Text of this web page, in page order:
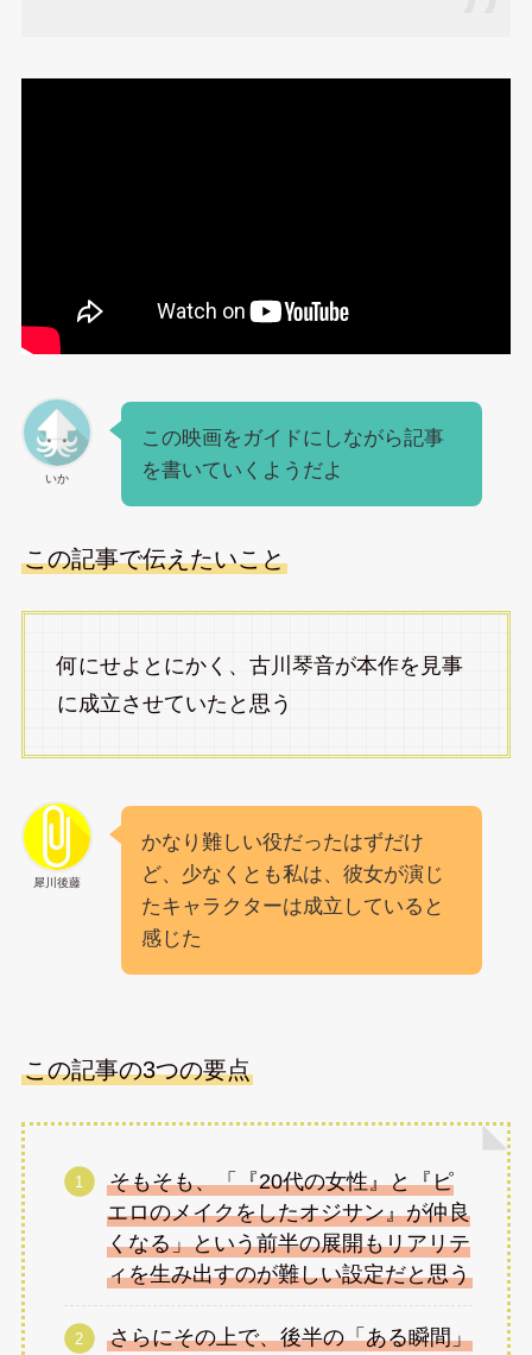
いか
この映画をガイドにしながら記事
を書いていくようだよ
この記事で伝えたいこと
何にせよとにかく、古川琴音が本作を見事
に成立させていたと思う
犀川後藤
かなり難しい役だったはずだけ
ど、少なくとも私は、彼女が演じ
たキャラクターは成立していると
感じた
この記事の3つの要点
そもそも、「『20代の女性』と『ピ
エロのメイクをしたオジサン』が仲良
くなる」という前半の展開もリアリテ
ィを生み出すのが難しい設定だと思う
さらにその上で、後半の「ある瞬間」